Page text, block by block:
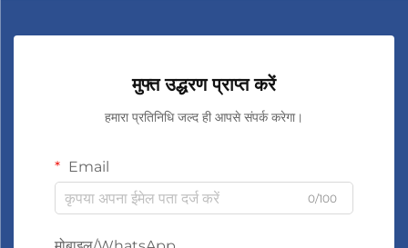
मुफ्त उद्धरण प्राप्त करें
हमारा प्रतिनिधि जल्द ही आपसे संपर्क करेगा।
Email
0/100